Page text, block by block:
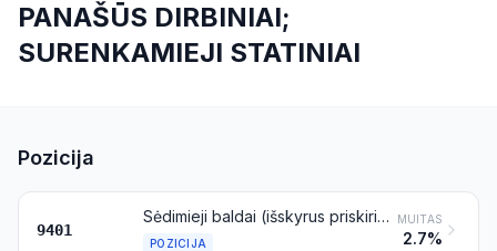
PANAŠŪS DIRBINIAI;
SURENKAMIEJI STATINIAI
Pozicija
9401
Sėdimieji baldai (išskyrus priskiriamus 9402 pozicijai), transformuojami arba netransformuojami į gulimuosius baldus, ir jų dalys
POZICIJA
MUITAS
2.7%